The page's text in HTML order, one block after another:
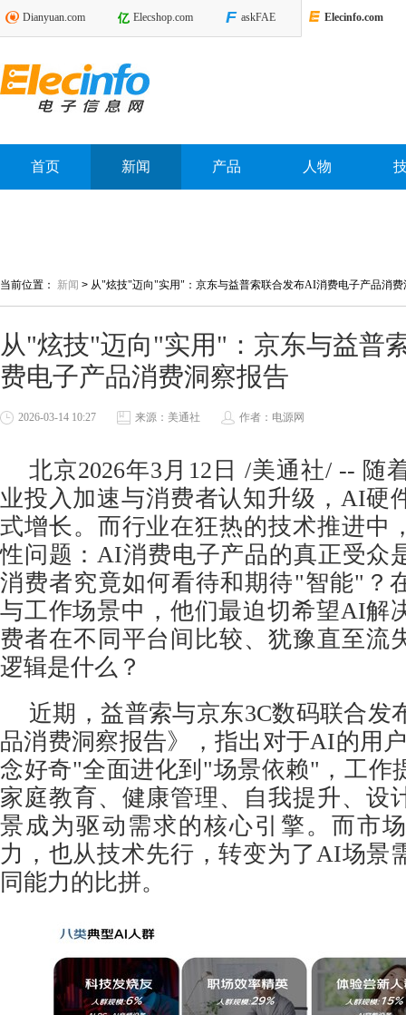
Dianyuan.com Elecshop.com askFAE Elecinfo.com
首页 新闻 产品 人物
当前位置： 新闻 > 从"炫技"迈向"实用"：京东与益普索联合发布AI消费电子产品消费
从"炫技"迈向"实用"：京东与益普
费电子产品消费洞察报告
2026-03-14 10:27 来源：美通社 作者：电源网
北京2026年3月12日 /美通社/ -- 随
业投入加速与消费者认知升级，AI硬
式增长。而行业在狂热的技术推进中
性问题：AI消费电子产品的真正受众
消费者究竟如何看待和期待"智能"？
与工作场景中，他们最迫切希望AI解
费者在不同平台间比较、犹豫直至流
逻辑是什么？
近期，益普索与京东3C数码联合发
品消费洞察报告》，指出对于AI的用
念好奇"全面进化到"场景依赖"，工作
家庭教育、健康管理、自我提升、设
景成为驱动需求的核心引擎。而市
力，也从技术先行，转变为了AI场景
同能力的比拼。